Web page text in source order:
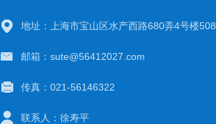
地址：上海市宝山区水产西路680弄4号楼508
邮箱：sute@56412027.com
传真：021-56146322
联系人：徐寿平